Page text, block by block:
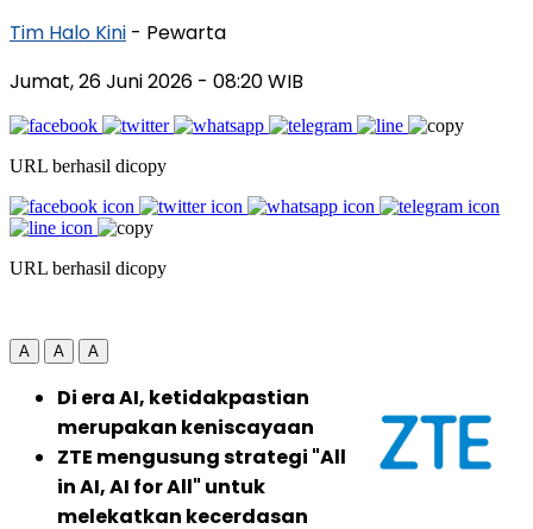
Tim Halo Kini - Pewarta
Jumat, 26 Juni 2026 - 08:20 WIB
URL berhasil dicopy
URL berhasil dicopy
A A A
Di era AI, ketidakpastian
merupakan keniscayaan
ZTE mengusung strategi "All
in AI, AI for All" untuk
melekatkan kecerdasan